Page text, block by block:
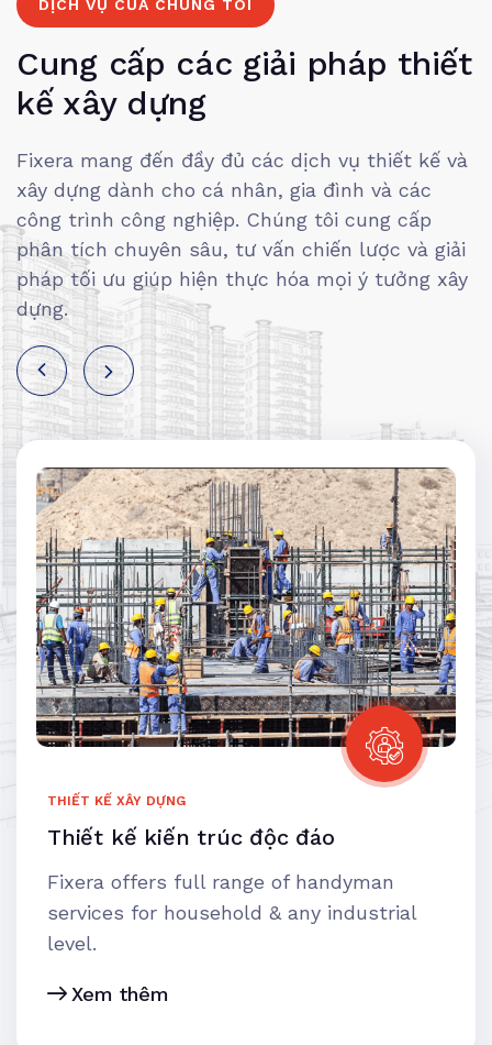
DỊCH VỤ CỦA CHÚNG TÔI
Cung cấp các giải pháp thiết
kế xây dựng
Fixera mang đến đầy đủ các dịch vụ thiết kế và
xây dựng dành cho cá nhân, gia đình và các
công trình công nghiệp. Chúng tôi cung cấp
phân tích chuyên sâu, tư vấn chiến lược và giải
pháp tối ưu giúp hiện thực hóa mọi ý tưởng xây
dựng.
THIẾT KẾ XÂY DỰNG
Thiết kế kiến trúc độc đáo
Fixera offers full range of handyman
services for household & any industrial
level.
Xem thêm